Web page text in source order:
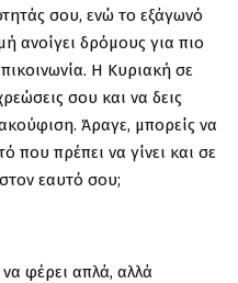
σου, ενώ το εξάγωνό
ανοίγει δρόμους για πιο
Η Κυριακή σε
σου και να δεις
Άραγε, μπορείς να
που πρέπει να γίνει και σε
εαυτό σου;
φέρει απλά, αλλά